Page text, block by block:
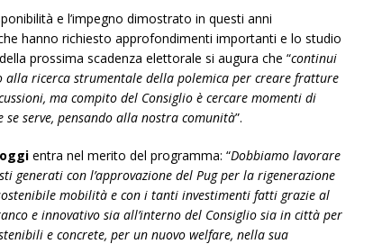
e l’impegno dimostrato in questi anni
hanno richiesto approfondimenti importanti e lo studio
prossima scadenza elettorale si augura che “continui
ricerca strumentale della polemica per creare fratture
ma compito del Consiglio è cercare momenti di
serve, pensando alla nostra comunità”.
entra nel merito del programma: “Dobbiamo lavorare
generati con l’approvazione del Pug per la rigenerazione
mobilità e con i tanti investimenti fatti grazie al
e innovativo sia all’interno del Consiglio sia in città per
e concrete, per un nuovo welfare, nella sua